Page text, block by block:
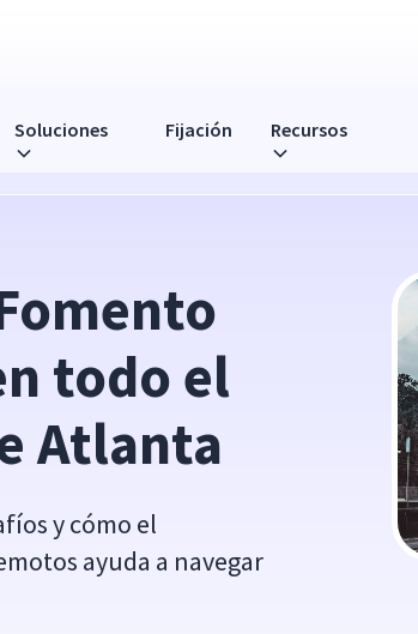
Soluciones Fijación Recursos
laboral de Atlanta
todo el
Atlanta
y cómo el
ayuda a navegar